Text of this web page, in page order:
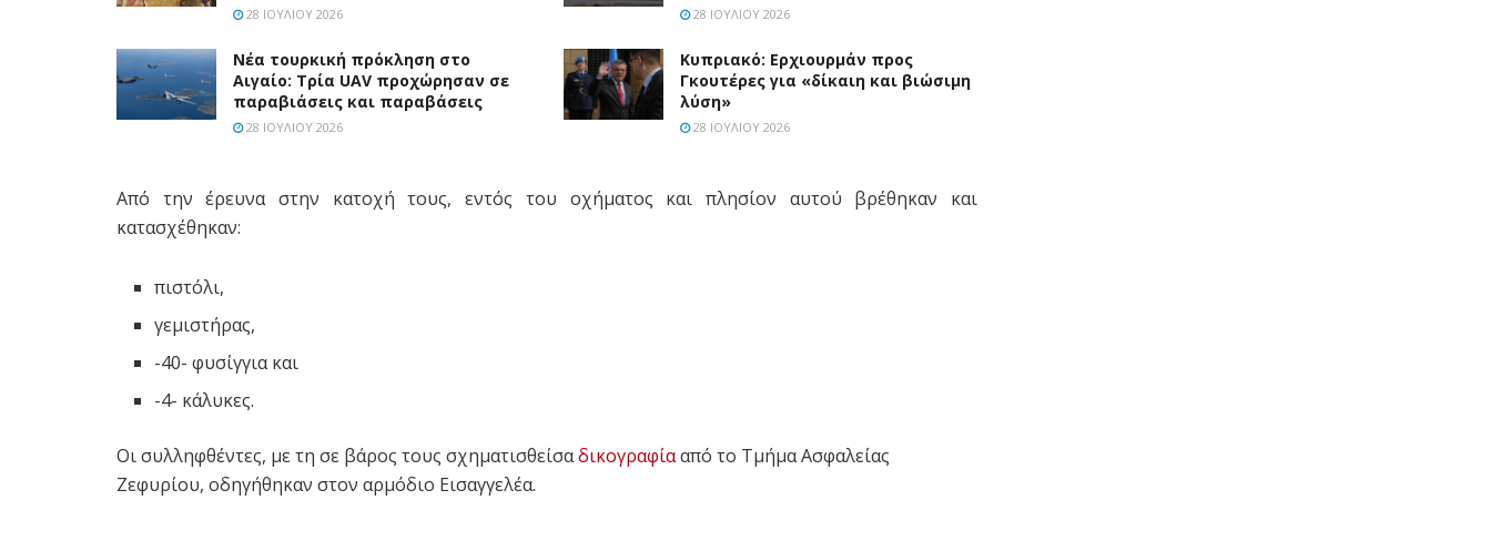
28 ΙΟΥΛΊΟΥ 2026 28 ΙΟΥΛΊΟΥ 2026
Νέα τουρκική πρόκληση στο
Αιγαίο: Τρία UAV προχώρησαν σε
παραβιάσεις και παραβάσεις
28 ΙΟΥΛΊΟΥ 2026
Κυπριακό: Ερχιουρμάν προς
Γκουτέρες για «δίκαιη και βιώσιμη
λύση»
28 ΙΟΥΛΊΟΥ 2026
Από την έρευνα στην κατοχή τους, εντός του οχήματος και πλησίον αυτού βρέθηκαν και
κατασχέθηκαν:
πιστόλι,
γεμιστήρας,
-40- φυσίγγια και
-4- κάλυκες.
Οι συλληφθέντες, με τη σε βάρος τους σχηματισθείσαδικογραφίααπό το Τμήμα Ασφαλείας
Ζεφυρίου, οδηγήθηκαν στον αρμόδιο Εισαγγελέα.